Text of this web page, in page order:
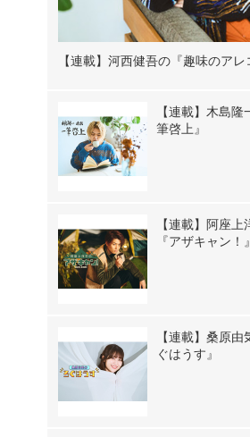
【連載】河西健吾の『趣味のアレ
【連載】木島隆
筆啓上』
【連載】阿座上
『アザキャン！』
【連載】桑原由
ぐはうす』